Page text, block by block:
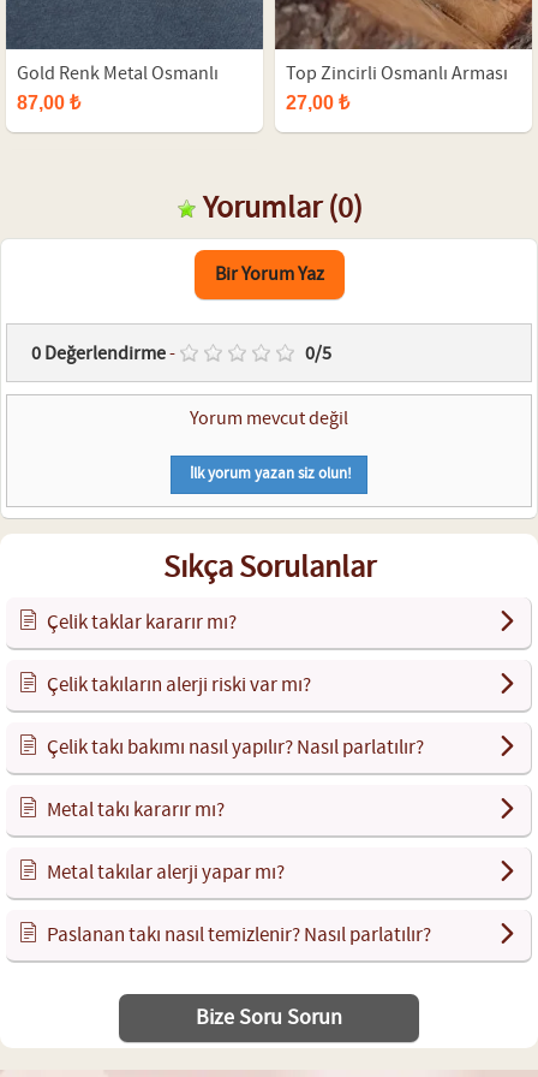
Gold Renk Metal Osmanlı
Tuğra Figürlü Erkek Kolye
87,00 ₺
Top Zincirli Osmanlı Arması
Tasarım Eskitme Gümüş Renk
27,00 ₺
Yorumlar(0)
Bir Yorum Yaz
0Değerlendirme- 0/5
Yorum mevcut değil
İlk yorum yazan siz olun!
Sıkça Sorulanlar
Çelik taklar kararır mı?
Çelik takıların alerji riski var mı?
Çelik takı bakımı nasıl yapılır? Nasıl parlatılır?
Metal takı kararır mı?
Metal takılar alerji yapar mı?
Paslanan takı nasıl temizlenir? Nasıl parlatılır?
Bize Soru Sorun